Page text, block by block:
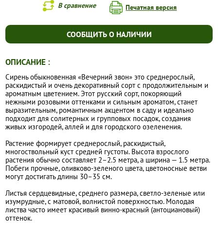
В сравнение Печатная версия
СООБЩИТЬ О НАЛИЧИИ
ОПИСАНИЕ :
Сирень обыкновенная «Вечерний звон» это среднерослый,
раскидистый и очень декоративный сорт с продолжительным и
ароматным цветением. Этот русский сорт, покоряющий
нежными розовыми оттенками и сильным ароматом, станет
выразительным, романтичным акцентом в саду и идеально
подходит для солитерных и групповых посадок, создания
живых изгородей, аллей и для городского озеленения.
Растение формирует среднерослый, раскидистый,
многоствольный куст средней густоты. Высота взрослого
растения обычно составляет 2–2.5 метра, а ширина — 1.5 метра.
Побеги прочные, оливково-зеленого цвета, цветоносные ветви
могут достигать длины 30–35 см.
Листья сердцевидные, среднего размера, светло-зеленые или
изумрудные, с матовой, волнистой поверхностью. Молодая
листва часто имеет красивый винно-красный (антоциановый)
оттенок.